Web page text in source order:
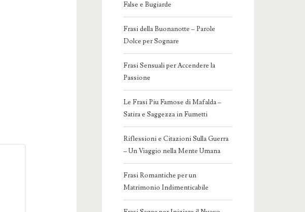
False e Bugiarde
Frasi della Buonanotte – Parole
Dolce per Sognare
Frasi Sensuali per Accendere la
Passione
Le Frasi Piu Famose di Mafalda –
Satira e Saggezza in Fumetti
Riflessioni e Citazioni Sulla Guerra
– Un Viaggio nella Mente Umana
Frasi Romantiche per un
Matrimonio Indimenticabile